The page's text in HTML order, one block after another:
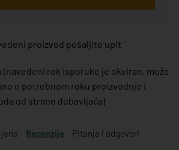
proizvod pošaljite upit
(navedeni rok isporuke je okviran, može
o potrebnom roku proizvodnje i
od strane dobavljača)
Recenzije Pitanja i odgovori